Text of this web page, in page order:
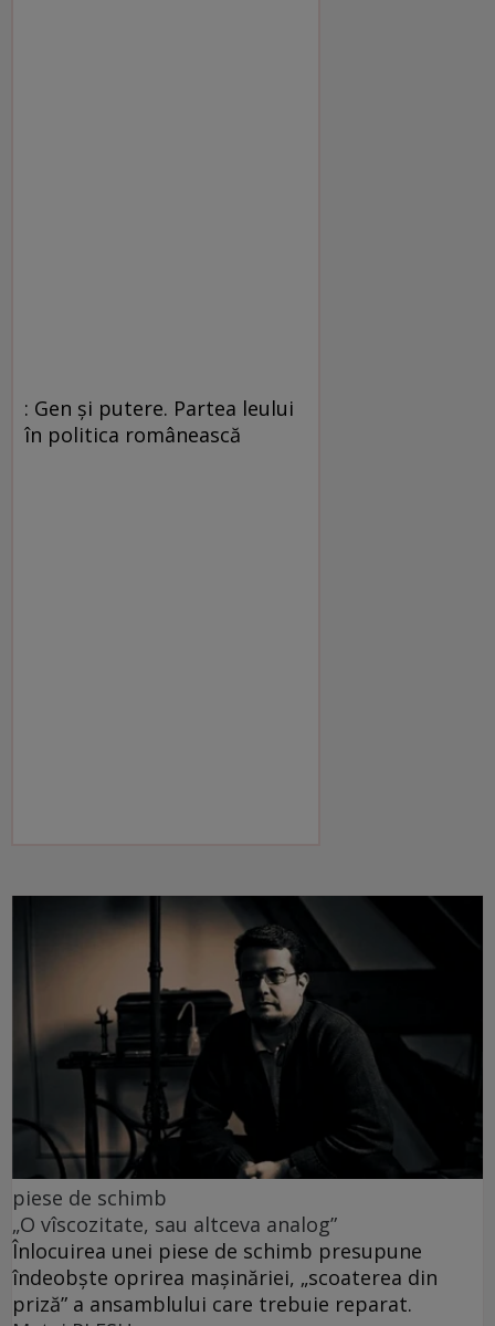
: Gen şi putere. Partea leului
în politica românească
piese de schimb
„O vîscozitate, sau altceva analog”
Înlocuirea unei piese de schimb presupune
îndeobște oprirea mașinăriei, „scoaterea din
priză” a ansamblului care trebuie reparat.